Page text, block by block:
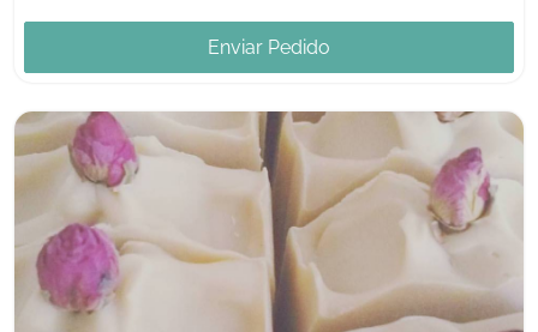
Enviar Pedido